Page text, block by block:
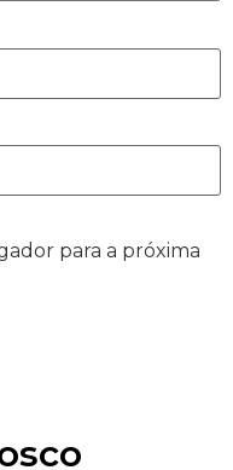
para a próxima